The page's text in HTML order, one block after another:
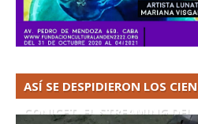
ASÍ SE DESPIDIERON LOS
CONICET. EL STREAMING DEL